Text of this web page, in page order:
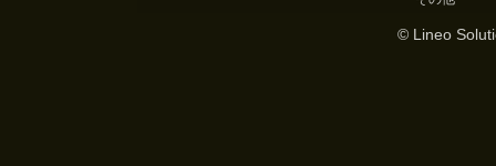
© Lineo